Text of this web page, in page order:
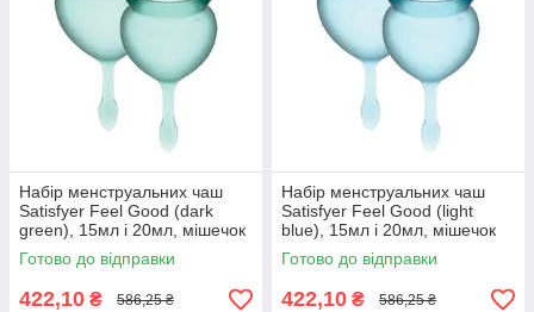
Набір менструальних чаш
Satisfyer Feel Good (dark
green), 15мл і 20мл, мішечок
для зберігання 100%
Анонімності
Готово до відправки
422,10 ₴ 586,25 ₴
Набір менструальних чаш
Satisfyer Feel Good (light
blue), 15мл і 20мл, мішечок
для зберігання 100%
Анонімності
Готово до відправки
422,10 ₴ 586,25 ₴